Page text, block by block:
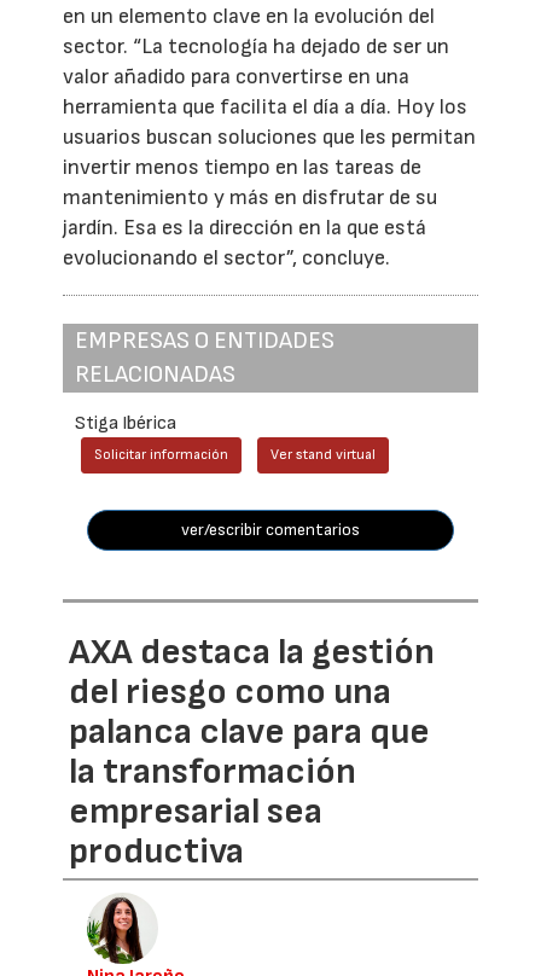
en un elemento clave en la evolución del
sector. “La tecnología ha dejado de ser un
valor añadido para convertirse en una
herramienta que facilita el día a día. Hoy los
usuarios buscan soluciones que les permitan
invertir menos tiempo en las tareas de
mantenimiento y más en disfrutar de su
jardín. Esa es la dirección en la que está
evolucionando el sector”, concluye.
EMPRESAS O ENTIDADES
RELACIONADAS
Stiga Ibérica
Solicitar información Ver stand virtual
ver/escribir comentarios
AXA destaca la gestión
del riesgo como una
palanca clave para que
la transformación
empresarial sea
productiva